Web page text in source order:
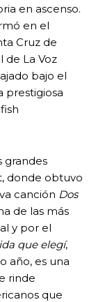
en ascenso.
en el
Cruz de
de La Voz
bajo el
prestigiosa
grandes
donde obtuvo
canción Dos
de las más
y por el
que elegí,
año, es una
rinde
que